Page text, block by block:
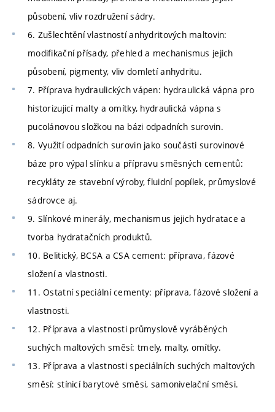
působení, vliv rozdružení sádry.
6. Zušlechtění vlastností anhydritových maltovin:
modifikační přísady, přehled a mechanismus jejich
působení, pigmenty, vliv domletí anhydritu.
7. Příprava hydraulických vápen: hydraulická vápna pro
historizujicí malty a omítky, hydraulická vápna s
pucolánovou složkou na bázi odpadních surovin.
8. Využití odpadních surovin jako součásti surovinové
báze pro výpal slínku a přípravu směsných cementů:
recykláty ze stavební výroby, fluidní popílek, průmyslové
sádrovce aj.
9. Slínkové minerály, mechanismus jejich hydratace a
tvorba hydratačních produktů.
10. Belitický, BCSA a CSA cement: příprava, fázové
složení a vlastnosti.
11. Ostatní speciální cementy: příprava, fázové složení a
vlastnosti.
12. Příprava a vlastnosti průmyslově vyráběných
suchých maltových směsí: tmely, malty, omítky.
13. Příprava a vlastnosti speciálních suchých maltových
směsí: stínicí barytové směsi, samonivelační směsi.